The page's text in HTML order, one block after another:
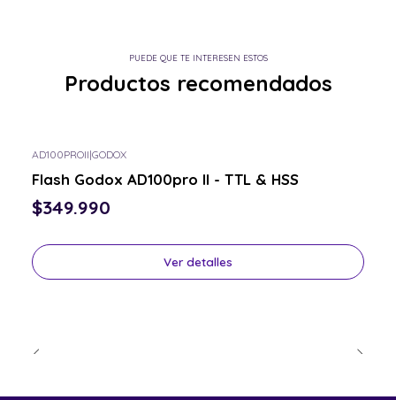
PUEDE QUE TE INTERESEN ESTOS
Productos recomendados
AD100PROII|GODOX
Flash Godox AD100pro II - TTL & HSS
$349.990
Ver detalles